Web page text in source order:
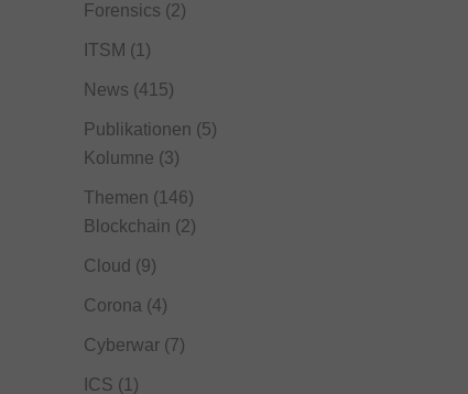
Forensics (2)
ITSM (1)
News (415)
Publikationen (5)
Kolumne (3)
Themen (146)
Blockchain (2)
Cloud (9)
Corona (4)
Cyberwar(7)
ICS (1)